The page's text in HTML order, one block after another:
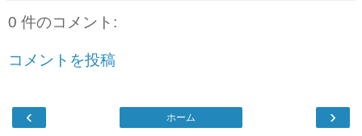
0 件のコメント:
コメントを投稿
‹ ›
ホーム